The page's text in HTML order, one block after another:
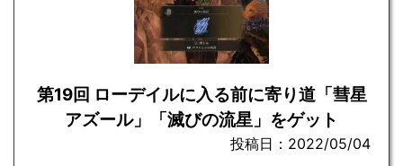
第19回 ローデイルに入る前に寄り道「彗星
アズール」「滅びの流星」をゲット
投稿日：2022/05/04